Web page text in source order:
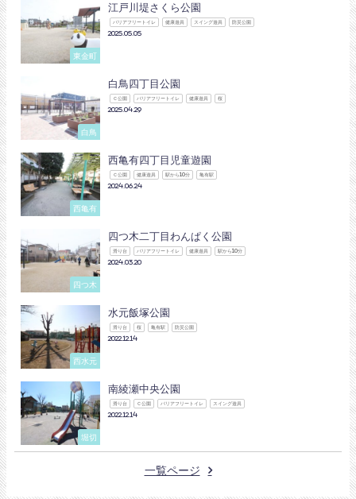
東金町
江戸川堤さくら公園
バリアフリートイレ 健康遊具 スイング遊具 防災公園
2025.05.05
白鳥
白鳥四丁目公園
Ｃ公園 バリアフリートイレ 健康遊具 桜
2025.04.29
西亀有
西亀有四丁目児童遊園
Ｃ公園 健康遊具 駅から10分 亀有駅
2024.06.24
四つ木
四つ木二丁目わんぱく公園
滑り台 バリアフリートイレ 健康遊具 駅から10分
2024.03.20
西水元
水元飯塚公園
滑り台 桜 亀有駅 防災公園
2022.12.14
堀切
南綾瀬中央公園
滑り台 Ｃ公園 バリアフリートイレ スイング遊具
2022.12.14
一覧ページ